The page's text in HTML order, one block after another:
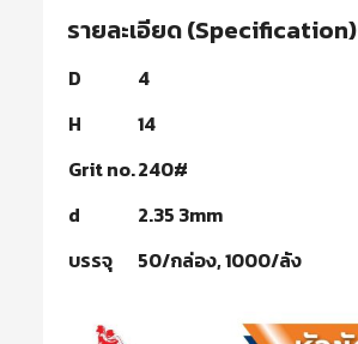
รายละเอียด (Specification)
D
4
H
14
Grit no.240#
d
2.35 3mm
บรรจุ
50/กล่อง, 1000/ลัง